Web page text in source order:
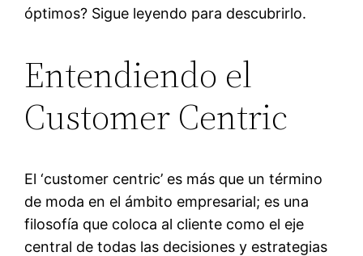
óptimos? Sigue leyendo para descubrirlo.
Entendiendo el
Customer Centric
El ‘customer centric’ es más que un término
de moda en el ámbito empresarial; es una
filosofía que coloca al cliente como el eje
central de todas las decisiones y estrategias